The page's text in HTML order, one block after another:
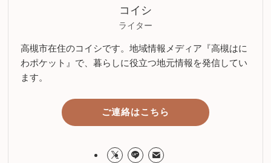
コイシ
ライター
高槻市在住のコイシです。地域情報メディア『高槻はに
わポケット』で、暮らしに役立つ地元情報を発信してい
ます。
ご連絡はこちら